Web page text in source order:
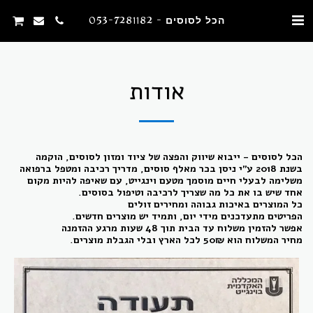
הכל לסוסים - 053-7281182
אודות
הכל לסוסים - ייבוא שיווק והפצה של ציוד ומזון לסוסים, הוקמה
בשנת 2018 ע"י ניסן בכר מאלף סוסים, מדריך רכיבה ומטפל ברפואה
משלימה לבעלי חיים מוסמך מטעם וינגייט, עם שאיפה להיות מקום
אחד שיש בו את כל מה שצריך לרכיבה וטיפול בסוסים.
כל המוצרים באיכות גבוהה ומחירים זולים
הפריטים מתעדכנים מידי יום, ותמיד יש מוצרים חדשים.
אפשר להזמין משלוח עד הבית תוך 48 שעות מרגע ההזמנה
מחיר המשלוח הוא 50₪ לכל הארץ ובלי הגבלת מוצרים.